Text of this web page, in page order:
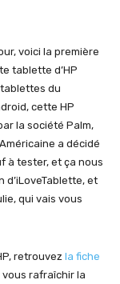
voici la première
tablette d’HP
du
cette HP
la société Palm,
a décidé
à tester, et ça nous
et
qui vais vous
retrouvez la fiche
vous rafraîchir la